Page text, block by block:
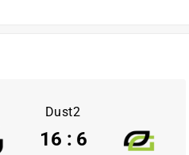
Dust2
16 : 6